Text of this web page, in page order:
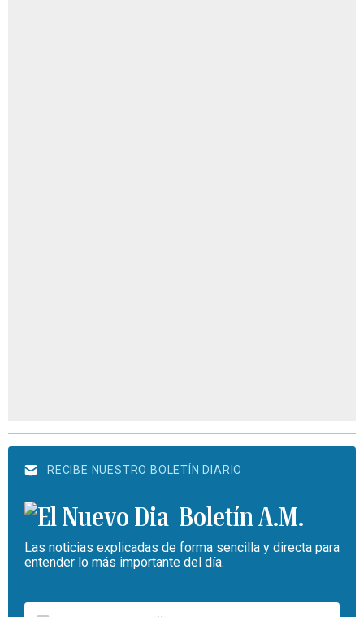
RECIBE NUESTRO BOLETÍN DIARIO
Boletín A.M.
Las noticias explicadas de forma sencilla y directa para
entender lo más importante del día.